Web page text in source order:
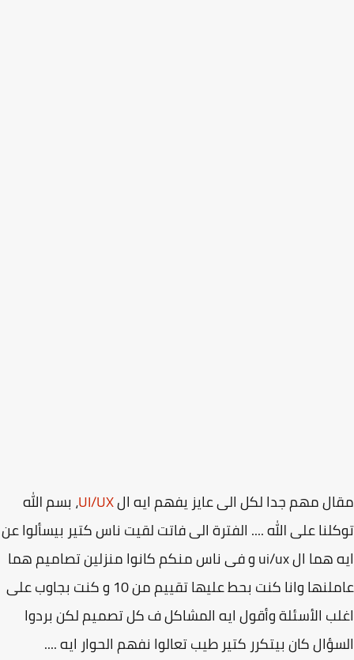
مهم جدا لكل الى عايز يفهم ايه الUI/UX، بسم الله
على الله .... الفترة الى فاتت لقيت ناس كتير بيسألوا عن
ايه هما ال ui/ux و فى ناس منكم كانوا منزلين تصاميم هما
عاملنها وانا كنت بحط عليها تقييم من 10 و كنت بجاوب على
الأسئلة وأقول ايه المشاكل ف كل تصميم لكن بردوا
كان بيتكرر كتير طيب تعالوا نفهم الحوار ايه ....